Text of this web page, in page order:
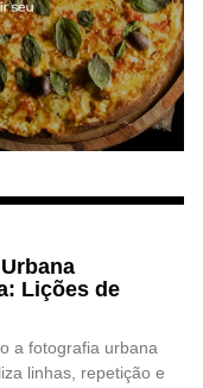
Lições de
a fotografia urbana
linhas, repetição e